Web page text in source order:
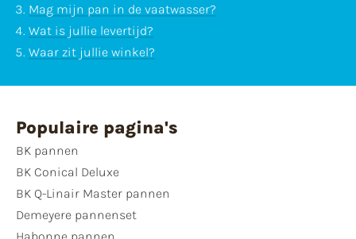
Mag mijn pan in de vaatwasser?
Wat is jullie levertijd?
Waar zit jullie winkel?
Populaire pagina's
BK pannen
BK Conical Deluxe
BK Q-Linair Master pannen
Demeyere pannenset